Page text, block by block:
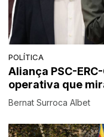
POLÍTICA
Aliança PSC-
operativa que
Bernat Surroca Albet